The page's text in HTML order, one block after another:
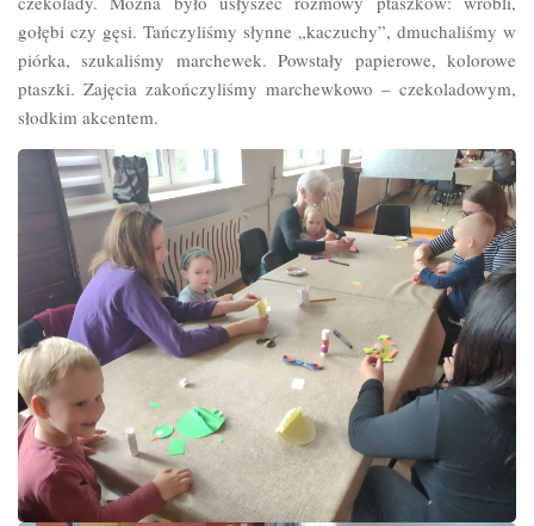
gołębi czy gęsi. Tańczyliśmy słynne „kaczuchy”, dmuchaliśmy w
piórka, szukaliśmy marchewek. Powstały papierowe, kolorowe
ptaszki. Zajęcia zakończyliśmy marchewkowo – czekoladowym,
słodkim akcentem.